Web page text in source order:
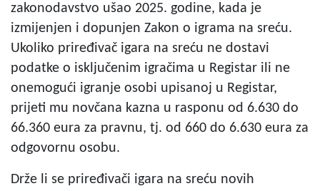
zakonodavstvo ušao 2025. godine, kada je
izmijenjen i dopunjen Zakon o igrama na sreću.
Ukoliko priređivač igara na sreću ne dostavi
podatke o isključenim igračima u Registar ili ne
onemogući igranje osobi upisanoj u Registar,
prijeti mu novčana kazna u rasponu od 6.630 do
66.360 eura za pravnu, tj. od 660 do 6.630 eura za
odgovornu osobu.
Drže li se priređivači igara na sreću novih